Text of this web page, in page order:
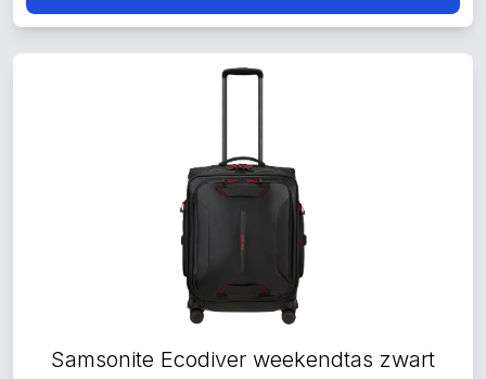
Samsonite Ecodiver weekendtas zwart